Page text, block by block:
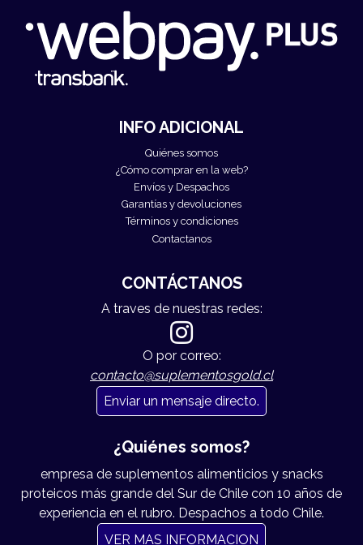
INFO ADICIONAL
Quiénes somos
¿Cómo comprar en la web?
Envíos y Despachos
Garantías y devoluciones
Términos y condiciones
Contactanos
CONTÁCTANOS
A traves de nuestras redes:
O por correo:
contacto@suplementosgold.cl
Enviar un mensaje directo.
¿Quiénes somos?
empresa de suplementos alimenticios y snacks
proteicos más grande del Sur de Chile con 10 años de
experiencia en el rubro. Despachos a todo Chile.
VER MAS INFORMACION